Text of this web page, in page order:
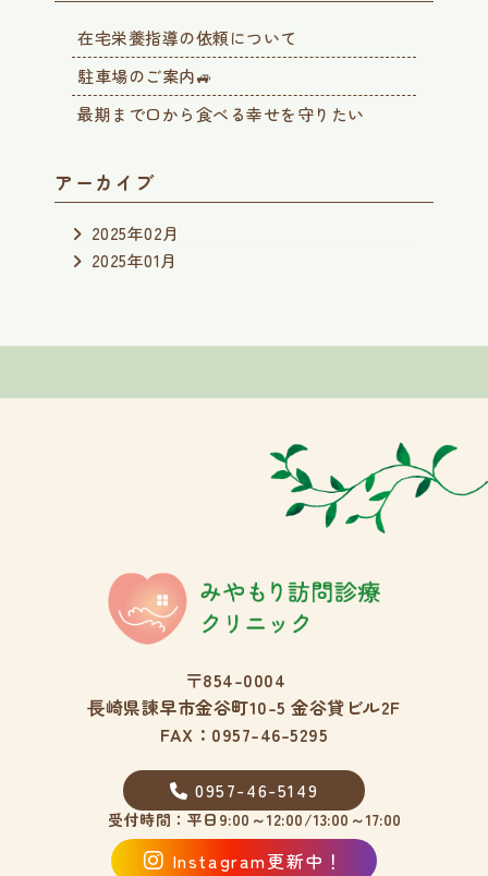
在宅栄養指導の依頼について
駐車場のご案内🚙
最期まで口から食べる幸せを守りたい
アーカイブ
2025年02月
2025年01月
〒854-0004
⾧崎県諫早市金谷町10-5 金谷貸ビル2F
FAX：0957-46-5295
0957-46-5149
受付時間：平日9:00～12:00/13:00～17:00
Instagram更新中！